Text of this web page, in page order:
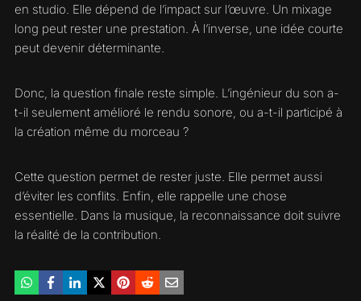
en studio. Elle dépend de l’impact sur l’œuvre. Un mixage
long peut rester une prestation. À l’inverse, une idée courte
peut devenir déterminante.
Donc, la question finale reste simple. L’ingénieur du son a-
t-il seulement amélioré le rendu sonore, ou a-t-il participé à
la création même du morceau ?
Cette question permet de rester juste. Elle permet aussi
d’éviter les conflits. Enfin, elle rappelle une chose
essentielle. Dans la musique, la reconnaissance doit suivre
la réalité de la contribution.